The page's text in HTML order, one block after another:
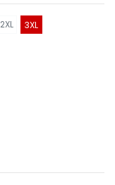
2XL 3XL